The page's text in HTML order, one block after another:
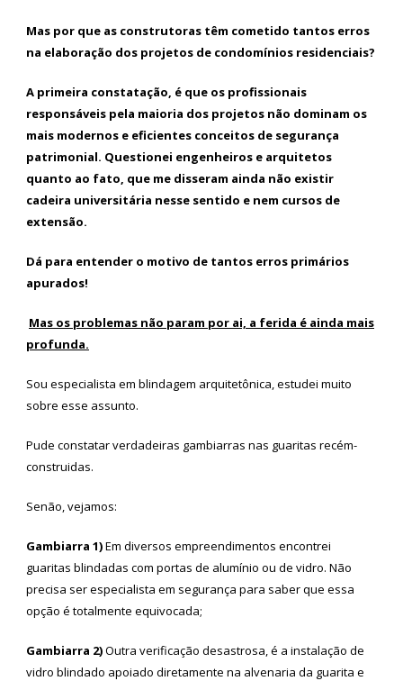
Mas por que as construtoras têm cometido tantos erros
na elaboração dos projetos de condomínios residenciais?
A primeira constatação, é que os profissionais
responsáveis pela maioria dos projetos não dominam os
mais modernos e eficientes conceitos de segurança
patrimonial. Questionei engenheiros e arquitetos
quanto ao fato, que me disseram ainda não existir
cadeira universitária nesse sentido e nem cursos de
extensão.
Dá para entender o motivo de tantos erros primários
apurados!
Mas os problemas não param por ai, a ferida é ainda mais
profunda.
Sou especialista em blindagem arquitetônica, estudei muito
sobre esse assunto.
Pude constatar verdadeiras gambiarras nas guaritas recém-
construidas.
Senão, vejamos:
Gambiarra 1)Em diversos empreendimentos encontrei
guaritas blindadas com portas de alumínio ou de vidro. Não
precisa ser especialista em segurança para saber que essa
opção é totalmente equivocada;
Gambiarra 2)Outra verificação desastrosa, é a instalação de
vidro blindado apoiado diretamente na alvenaria da guarita e